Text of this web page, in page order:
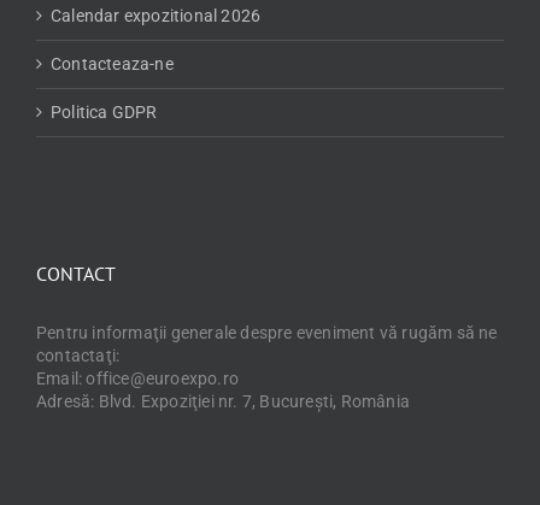
Calendar expozitional 2026
Contacteaza-ne
Politica GDPR
CONTACT
Pentru informaţii generale despre eveniment vă rugăm să ne
contactaţi:
Email: office@euroexpo.ro
Adresă: Blvd. Expoziţiei nr. 7, Bucureşti, România